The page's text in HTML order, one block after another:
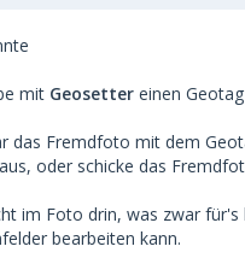
mit Geosetter einen
das Fremdfoto mit dem
oder schicke das
im Foto drin, was zwar
bearbeiten kann.